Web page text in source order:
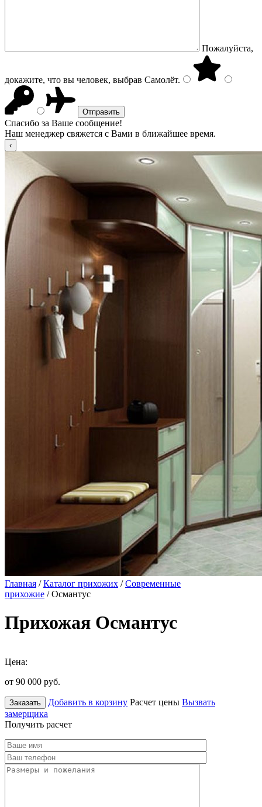
Пожалуйста,
докажите, что вы человек, выбрав Самолёт.
Спасибо за Ваше сообщение!
Наш менеджер свяжется с Вами в ближайшее время.
Главная /Каталог прихожих /Современные
прихожие / Османтус
Прихожая Османтус
Цена:
от 90 000 руб.
Заказать Добавить в корзину Расчет цены Вызвать
замерщика
Получить расчет